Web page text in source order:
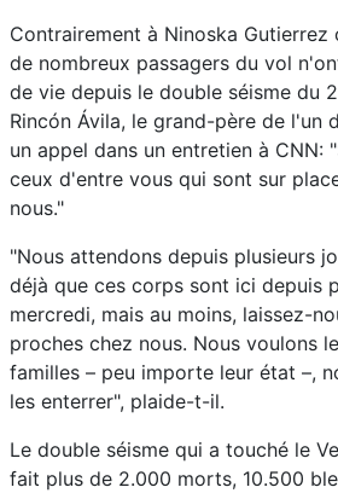
Contrairement à Ninoska
de nombreux passagers du vol
de vie depuis le double séisme du
Rincón Ávila, le grand-père de l'un
un appel dans un entretien à CNN:
ceux d'entre vous qui sont sur
nous."
"Nous attendons depuis plusieurs
déjà que ces corps sont ici depuis
mercredi, mais au moins, laissez-
proches chez nous. Nous voulons
familles – peu importe leur état –,
les enterrer", plaide-t-il.
Le double séisme qui a touché le
fait plus de 2.000 morts, 10.500